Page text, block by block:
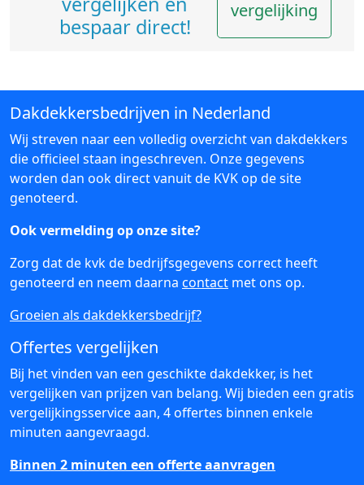
bespaar direct!
vergelijking
Dakdekkersbedrijven in Nederland
Wij streven naar een volledig overzicht van dakdekkers
die officieel staan ingeschreven. Onze gegevens
worden dan ook direct vanuit de KVK op de site
genoteerd.
Ook vermelding op onze site?
Zorg dat de kvk de bedrijfsgegevens correct heeft
genoteerd en neem daarna contact met ons op.
Groeien als dakdekkersbedrijf?
Offertes vergelijken
Bij het vinden van een geschikte dakdekker, is het
vergelijken van prijzen van belang. Wij bieden een gratis
vergelijkingsservice aan, 4 offertes binnen enkele
minuten aangevraagd.
Binnen 2 minuten een offerte aanvragen